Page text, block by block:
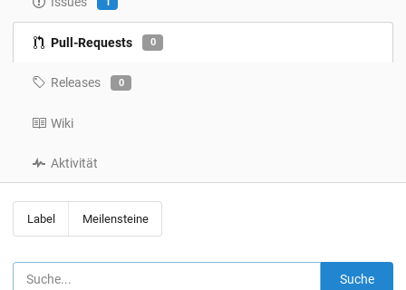
Pull-Requests 0
Releases 0
Wiki
Aktivität
Label Meilensteine
Suche